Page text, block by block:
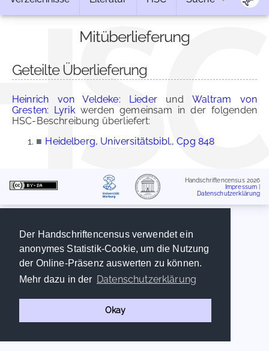
Der Handschriftencensus verwendet ein
anonymes Statistik-Cookie, um die Nutzung
der Online-Präsenz auswerten zu können.
Mehr dazu in der Datenschutzerklärung
Okay
Mitüberlieferung
Geteilte Überlieferung
Heinrich von Veldeke: LiederundWaltram von
Gresten: Lyrikwerden gemeinsam in der folgenden
HSC-Beschreibung überliefert:
■ Heidelberg, Universitätsbibl., Cpg 848
Handschriftencensus 2026
Impressum
Datenschutzerklärung